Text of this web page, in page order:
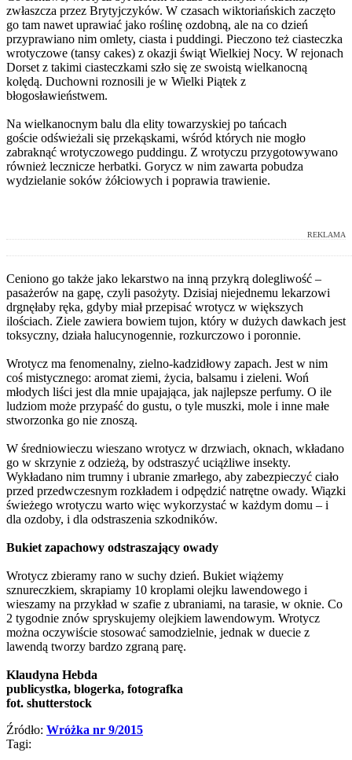
zwłaszcza przez Brytyjczyków. W czasach wiktoriańskich zaczęto
go tam nawet uprawiać jako roślinę ozdobną, ale na co dzień
przyprawiano nim omlety, ciasta i puddingi. Pieczono też ciasteczka
wrotyczowe (tansy cakes) z okazji świąt Wielkiej Nocy. W rejonach
Dorset z takimi ciasteczkami szło się ze swoistą wielkanocną
kolędą. Duchowni roznosili je w Wielki Piątek z
błogosławieństwem.
Na wielkanocnym balu dla elity towarzyskiej po tańcach
goście odświeżali się przekąskami, wśród których nie mogło
zabraknąć wrotyczowego puddingu. Z wrotyczu przygotowywano
również lecznicze herbatki. Gorycz w nim zawarta pobudza
wydzielanie soków żółciowych i poprawia trawienie.
REKLAMA
Ceniono go także jako lekarstwo na inną przykrą dolegliwość –
pasażerów na gapę, czyli pasożyty. Dzisiaj niejednemu lekarzowi
drgnęłaby ręka, gdyby miał przepisać wrotycz w większych
ilościach. Ziele zawiera bowiem tujon, który w dużych dawkach jest
toksyczny, działa halucynogennie, rozkurczowo i poronnie.
Wrotycz ma fenomenalny, zielno-kadzidłowy zapach. Jest w nim
coś mistycznego: aromat ziemi, życia, balsamu i zieleni. Woń
młodych liści jest dla mnie upajająca, jak najlepsze perfumy. O ile
ludziom może przypaść do gustu, o tyle muszki, mole i inne małe
stworzonka go nie znoszą.
W średniowieczu wieszano wrotycz w drzwiach, oknach, wkładano
go w skrzynie z odzieżą, by odstraszyć uciążliwe insekty.
Wykładano nim trumny i ubranie zmarłego, aby zabezpieczyć ciało
przed przedwczesnym rozkładem i odpędzić natrętne owady. Wiązki
świeżego wrotyczu warto więc wykorzystać w każdym domu – i
dla ozdoby, i dla odstraszenia szkodników.
Bukiet zapachowy odstraszający owady
Wrotycz zbieramy rano w suchy dzień. Bukiet wiążemy
sznureczkiem, skrapiamy 10 kroplami olejku lawendowego i
wieszamy na przykład w szafie z ubraniami, na tarasie, w oknie. Co
2 tygodnie znów spryskujemy olejkiem lawendowym. Wrotycz
można oczywiście stosować samodzielnie, jednak w duecie z
lawendą tworzy bardzo zgraną parę.
Klaudyna Hebda
publicystka, blogerka, fotografka
fot. shutterstock
Źródło: Wróżka nr 9/2015
Tagi: